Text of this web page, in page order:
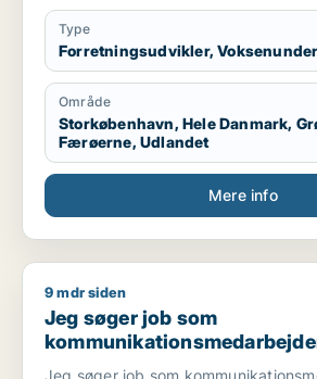
Type
Forretningsudvikler,
Område
Storkøbenhavn, Hele Danmark,
Færøerne, Udlandet
Mere info
Jeg søger job som
9 mdr siden
Jeg søger job som
/ kulturmedarbejder / lærer
Jeg søger job som